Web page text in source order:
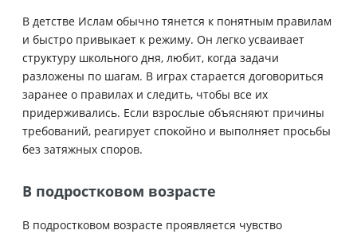
В детстве Ислам обычно тянется к понятным правилам
и быстро привыкает к режиму. Он легко усваивает
структуру школьного дня, любит, когда задачи
разложены по шагам. В играх старается договориться
заранее о правилах и следить, чтобы все их
придерживались. Если взрослые объясняют причины
требований, реагирует спокойно и выполняет просьбы
без затяжных споров.
В подростковом возрасте
В подростковом возрасте проявляется чувство